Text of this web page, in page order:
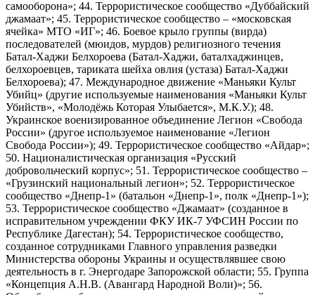
самооборона»; 44. Террористическое сообщество «Дуббайский
джамаат»; 45. Террористическое сообщество – «московская
ячейка» МТО «ИГ»; 46. Боевое крыло группы (вирда)
последователей (мюидов, мурдов) религиозного течения
Батал-Хаджи Белхороева (Батал-Хаджи, баталхаджинцев,
белхороевцев, тариката шейха овлия (устаза) Батал-Хаджи
Белхороева); 47. Международное движение «Маньяки Культ
Убийц» (другие используемые наименования «Маньяки Культ
Убийств», «Молодёжь Которая Улыбается», М.К.У.); 48.
Украинское военизированное объединение Легион «Свобода
России» (другое используемое наименование «Легион
Свобода России»); 49. Террористическое сообщество «Айдар»;
50. Националистическая организация «Русский
добровольческий корпус»; 51. Террористическое сообщество –
«Грузинский национальный легион»; 52. Террористическое
сообщество «Днепр-1» (батальон «Днепр-1», полк «Днепр-1»);
53. Террористическое сообщество «Джамаат» (созданное в
исправительном учреждении ФКУ ИК-7 УФСИН России по
Республике Дагестан); 54. Террористическое сообщество,
созданное сотрудниками Главного управления разведки
Министерства обороны Украины и осуществлявшее свою
деятельность в г. Энергодаре Запорожской области; 55. Группа
«Концепция А.Н.В. (Авангард Народной Воли)»; 56.